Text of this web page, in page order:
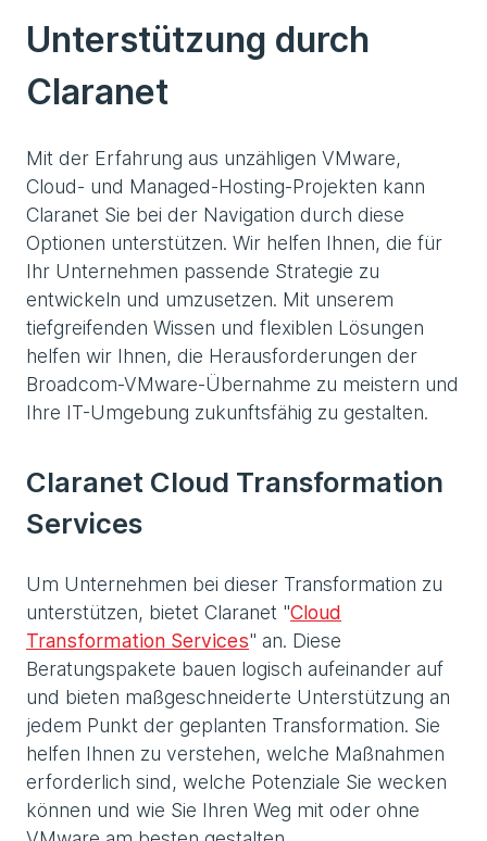
Unterstützung durch
Claranet
Mit der Erfahrung aus unzähligen VMware,
Cloud- und Managed-Hosting-Projekten kann
Claranet Sie bei der Navigation durch diese
Optionen unterstützen. Wir helfen Ihnen, die für
Ihr Unternehmen passende Strategie zu
entwickeln und umzusetzen. Mit unserem
tiefgreifenden Wissen und flexiblen Lösungen
helfen wir Ihnen, die Herausforderungen der
Broadcom-VMware-Übernahme zu meistern und
Ihre IT-Umgebung zukunftsfähig zu gestalten.
Claranet Cloud Transformation
Services
Um Unternehmen bei dieser Transformation zu
unterstützen, bietet Claranet "Cloud
Transformation Services" an. Diese
Beratungspakete bauen logisch aufeinander auf
und bieten maßgeschneiderte Unterstützung an
jedem Punkt der geplanten Transformation. Sie
helfen Ihnen zu verstehen, welche Maßnahmen
erforderlich sind, welche Potenziale Sie wecken
können und wie Sie Ihren Weg mit oder ohne